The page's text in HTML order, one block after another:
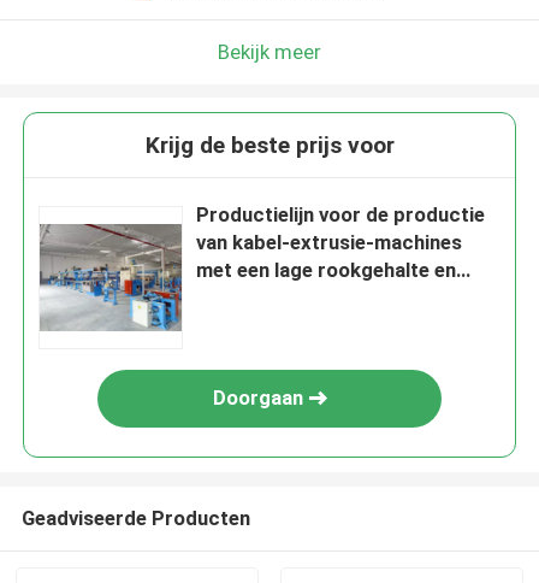
Bekijk meer
Krijg de beste prijs voor
Productielijn voor de productie
van kabel-extrusie-machines
met een lage rookgehalte en
Doorgaan
Geadviseerde Producten